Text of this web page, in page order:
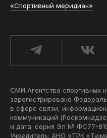
«Спортивный меридиан»
СМИ Агентство спортивных
зарегистрировано
в сфере связи,
коммуникаций
и дата: серия Эл № ФС77-
Учредитель: АНО «ТРК